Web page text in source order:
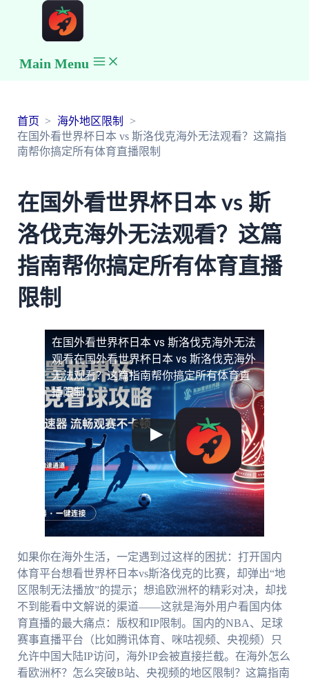
Main Menu
首页
海外地区限制
在国外看世界杯日本 vs 斯洛伐克海外无法观看？这篇指
南帮你搞定所有体育直播限制
在国外看世界杯日本 vs 斯
洛伐克海外无法观看？这篇
指南帮你搞定所有体育直播
限制
在国外看世界杯日本 vs 斯洛伐克海外无法
观看在国外看世界杯日本 vs 斯洛伐克海外
无法观看？这篇指南帮你搞定所有体育直
播限制
如果你在海外生活，一定遇到过这样的困扰：打开国内
体育平台想看世界杯日本vs斯洛伐克的比赛，却弹出“地
区限制无法播放”的提示；想追欧洲杯的精彩对决，却找
不到能看中文解说的渠道——这就是海外用户看国内体
育直播的最大痛点：版权和IP限制。国内的NBA、足球
赛事直播平台（比如腾讯体育、咪咕视频、央视频）只
允许中国大陆IP访问，海外IP会被直接拦截。在海外怎么
看欧洲杯？怎么突破B站、央视频的地区限制？这篇指南